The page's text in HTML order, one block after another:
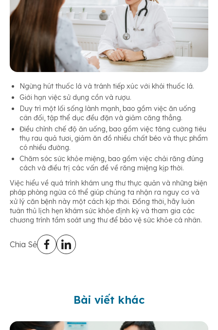
Ngừng hút thuốc lá và tránh tiếp xúc với khói thuốc lá.
Giới hạn việc sử dụng cồn và rượu.
Duy trì một lối sống lành mạnh, bao gồm việc ăn uống
cân đối, tập thể dục đều đặn và giảm căng thẳng.
Điều chỉnh chế độ ăn uống, bao gồm việc tăng cường tiêu
thụ rau quả tươi, giảm ăn đồ nhiều chất béo và thực phẩm
có nhiều đường.
Chăm sóc sức khỏe miệng, bao gồm việc chải răng đúng
cách và điều trị các vấn đề về răng miệng kịp thời.
Việc hiểu về quá trình khám ung thư thực quản và những biện
pháp phòng ngừa có thể giúp chúng ta nhận ra nguy cơ và
xử lý căn bệnh này một cách kịp thời. Đồng thời, hãy luôn
tuân thủ lịch hẹn khám sức khỏe định kỳ và tham gia các
chương trình tầm soát ung thư để bảo vệ sức khỏe cá nhân.
Chia Sẻ
Bài viết khác